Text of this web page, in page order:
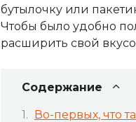
бутылочку или
Чтобы было удобно
расширить свой
Содержание
Во-первых, что